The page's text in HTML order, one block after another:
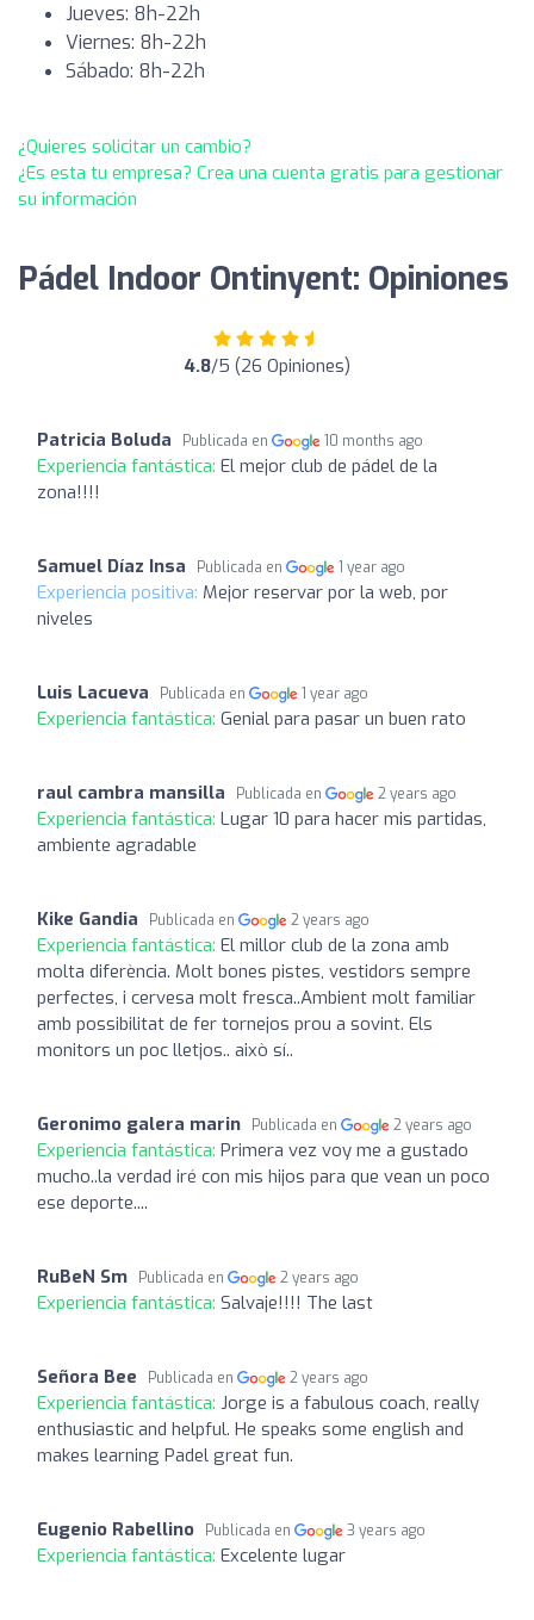
Jueves: 8h-22h
Viernes: 8h-22h
Sábado: 8h-22h
¿Quieres solicitar un cambio?
¿Es esta tu empresa? Crea una cuenta gratis para gestionar
su información
Pádel Indoor Ontinyent: Opiniones
4.8/5 (26 Opiniones)
Patricia Boluda Publicada en 10 months ago
Experiencia fantástica: El mejor club de pádel de la
zona!!!!
Samuel Díaz Insa Publicada en 1 year ago
Experiencia positiva: Mejor reservar por la web, por
niveles
Luis Lacueva Publicada en 1 year ago
Experiencia fantástica: Genial para pasar un buen rato
raul cambra mansilla Publicada en 2 years ago
Experiencia fantástica: Lugar 10 para hacer mis partidas,
ambiente agradable
Kike Gandia Publicada en 2 years ago
Experiencia fantástica: El millor club de la zona amb
molta diferència. Molt bones pistes, vestidors sempre
perfectes, i cervesa molt fresca..Ambient molt familiar
amb possibilitat de fer tornejos prou a sovint. Els
monitors un poc lletjos.. això sí..
Geronimo galera marin Publicada en 2 years ago
Experiencia fantástica: Primera vez voy me a gustado
mucho..la verdad iré con mis hijos para que vean un poco
ese deporte....
RuBeN Sm Publicada en 2 years ago
Experiencia fantástica: Salvaje!!!! The last
Señora Bee Publicada en 2 years ago
Experiencia fantástica: Jorge is a fabulous coach, really
enthusiastic and helpful. He speaks some english and
makes learning Padel great fun.
Eugenio Rabellino Publicada en 3 years ago
Experiencia fantástica: Excelente lugar